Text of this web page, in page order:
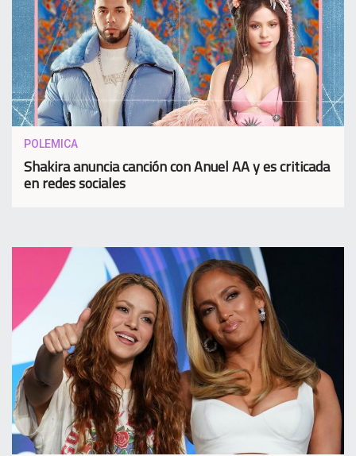
POLEMICA
Shakira anuncia canción con Anuel AA y es criticada
en redes sociales